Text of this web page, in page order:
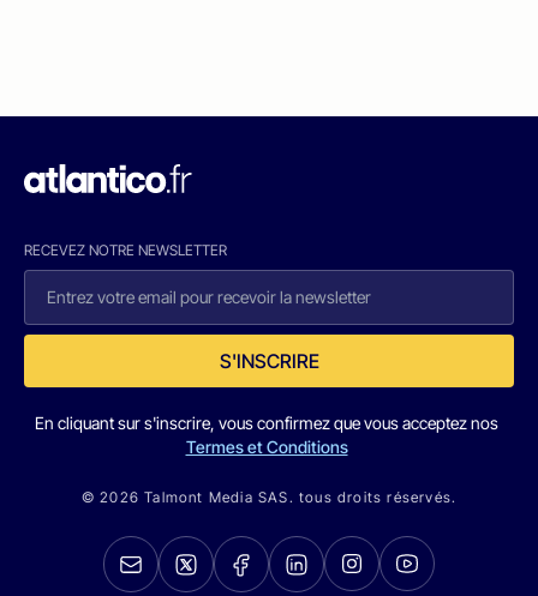
RECEVEZ NOTRE NEWSLETTER
S'INSCRIRE
En cliquant sur s'inscrire, vous confirmez que vous acceptez nos
Termes et Conditions
© 2026 Talmont Media SAS. tous droits réservés.